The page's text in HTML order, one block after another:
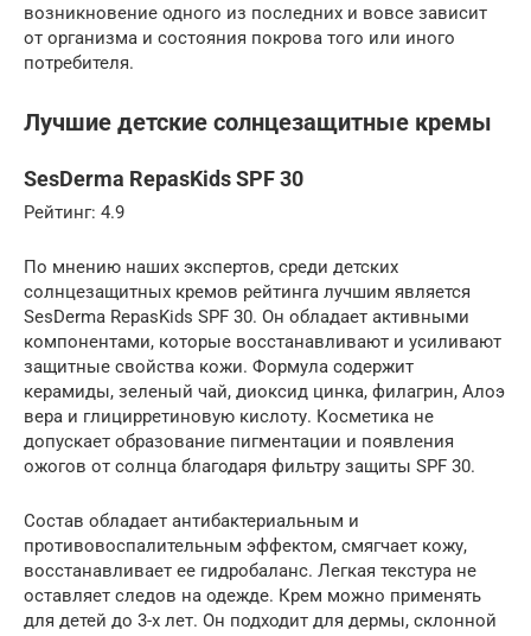
возникновение одного из последних и вовсе зависит
от организма и состояния покрова того или иного
потребителя.
Лучшие детские солнцезащитные кремы
SesDerma RepasKids SPF 30
Рейтинг: 4.9
По мнению наших экспертов, среди детских
солнцезащитных кремов рейтинга лучшим является
SesDerma RepasKids SPF 30. Он обладает активными
компонентами, которые восстанавливают и усиливают
защитные свойства кожи. Формула содержит
керамиды, зеленый чай, диоксид цинка, филагрин, Алоэ
вера и глицирретиновую кислоту. Косметика не
допускает образование пигментации и появления
ожогов от солнца благодаря фильтру защиты SPF 30.
Состав обладает антибактериальным и
противовоспалительным эффектом, смягчает кожу,
восстанавливает ее гидробаланс. Легкая текстура не
оставляет следов на одежде. Крем можно применять
для детей до 3-х лет. Он подходит для дермы, склонной